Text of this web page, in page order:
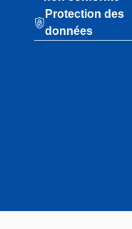
Protection des
données